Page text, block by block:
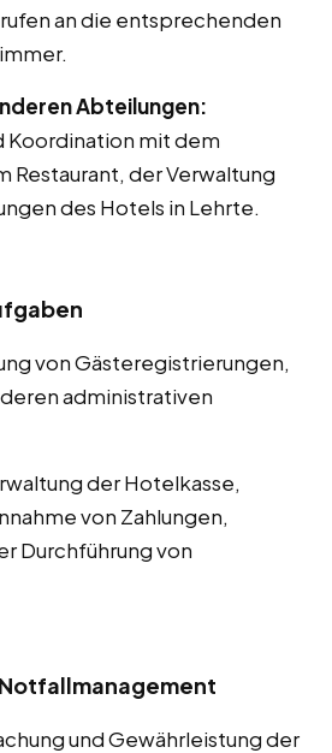
an die entsprechenden
Abteilungen:
Koordination mit dem
Restaurant, der Verwaltung
des Hotels in Lehrte.
von Gästeregistrierungen,
administrativen
der Hotelkasse,
von Zahlungen,
Durchführung von
und Gewährleistung der